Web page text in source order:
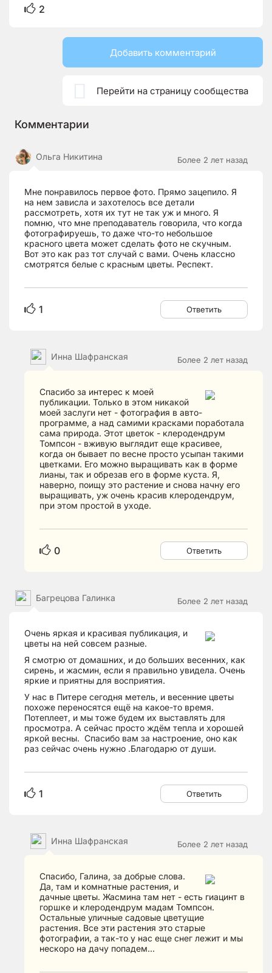
2
Добавить комментарий
Перейти на страницу сообщества
Комментарии
Более 2 лет назад
Ольга Никитина
Мне понравилось первое фото. Прямо зацепило. Я
на нем зависла и захотелось все детали
рассмотреть, хотя их тут не так уж и много. Я
помню, что мне преподаватель говорила, что когда
фотографируешь, то даже что-то небольшое
красного цвета может сделать фото не скучным.
Вот это как раз тот случай с вами. Очень классно
смотрятся белые с красным цветы. Респект.
1 Ответить
Более 2 лет назад
Инна Шафранская
Спасибо за интерес к моей
публикации. Только в этом никакой
моей заслуги нет - фотография в авто-
программе, а над самими красками поработала
сама природа. Этот цветок - клеродендрум
Томпсон - вживую выглядит еще красивее,
когда он бывает по весне просто усыпан такими
цветками. Его можно выращивать как в форме
лианы, так и обрезав его в форме куста. Я,
наверно, поищу это растение и снова начну его
выращивать, уж очень красив клеродендрум,
при этом простой в уходе.
0 Ответить
Более 2 лет назад
Багрецова Галинка
Очень яркая и красивая публикация, и
цветы на ней совсем разные.
Я смотрю от домашних, и до больших весенних, как
сирень, и жасмин, если я правильно увидела. Очень
яркие и приятны для восприятия.
У нас в Питере сегодня метель, и весенние цветы
похоже переносятся ещё на какое-то время.
Потеплеет, и мы тоже будем их выставлять для
просмотра. А сейчас просто ждём тепла и хорошей
яркой весны. Спасибо вам за настроение, оно как
раз сейчас очень нужно .Благодарю от души.
1 Ответить
Более 2 лет назад
Инна Шафранская
Спасибо, Галина, за добрые слова.
Да, там и комнатные растения, и
дачные цветы. Жасмина там нет - есть гиацинт в
горшке и клеродендрум мадам Томпсон.
Остальные уличные садовые цветущие
растения. Все эти растения это старые
фотографии, а так-то у нас еще снег лежит и мы
нескоро на дачу попадем...